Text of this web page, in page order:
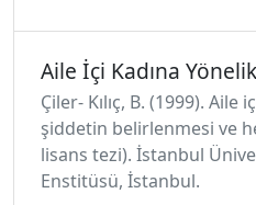
Aile İçi Kadına
Çiler- Kılıç, B. (1999). Aile
şiddetin belirlenmesi ve
lisans tezi). İstanbul
Enstitüsü, İstanbul.